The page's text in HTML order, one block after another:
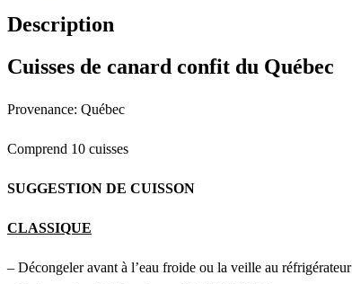
du
Description
Cuisses de canard confit du Québec
Provenance: Québec
Comprend 10 cuisses
SUGGESTION DE CUISSON
CLASSIQUE
– Décongeler avant à l’eau froide ou la veille au réfrigérateur